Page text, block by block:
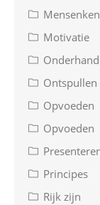
Motivatie
Ontspullen
Opvoeden
Opvoeden
Principes
Rijk zijn